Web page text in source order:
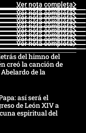
Ver nota completa
Ver nota completa
Ver nota completa
Ver nota completa
Ver nota completa
Ver nota completa
Ver nota completa
Ver nota completa
Ver nota completa
Ver nota completa
del himno del
creó la canción de
de la
así será el
de León XIV a
espiritual del